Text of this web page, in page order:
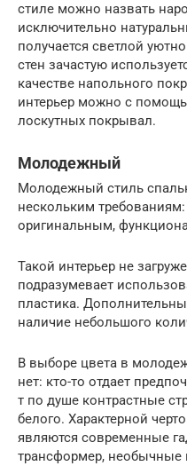
стиле можно назвать
исключительно
получается светлой
стен зачастую
качестве напольного
интерьер можно с
лоскутных покрывал.
Молодежный
Молодежный стиль
нескольким
оригинальным,
Такой интерьер не
подразумевает
пластика.
наличие небольшого
В выборе цвета в
нет: кто-то отдает
т по душе контрастные
белого. Характерной
являются современные
трансформер, необычные